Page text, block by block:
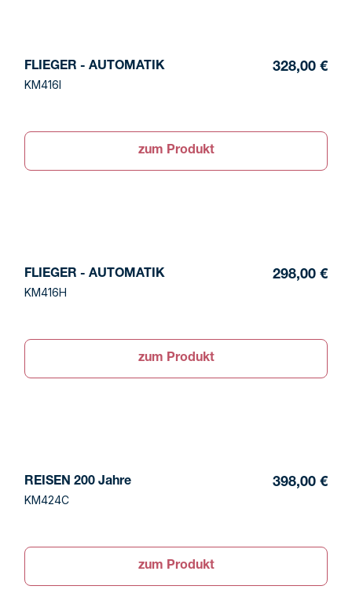
FLIEGER - AUTOMATIK
KM416I
328,00 €
zum Produkt
FLIEGER - AUTOMATIK
KM416H
298,00 €
zum Produkt
REISEN 200 Jahre
KM424C
398,00 €
zum Produkt